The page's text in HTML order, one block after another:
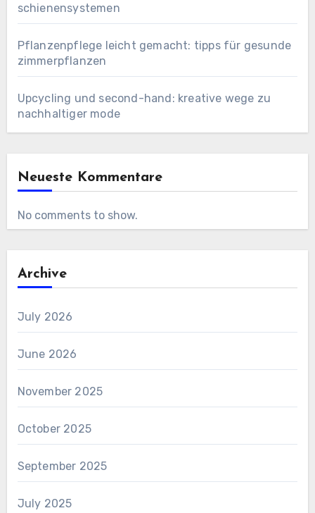
schienensystemen
Pflanzenpflege leicht gemacht: tipps für gesunde
zimmerpflanzen
Upcycling und second-hand: kreative wege zu
nachhaltiger mode
Neueste Kommentare
No comments to show.
Archive
July 2026
June 2026
November 2025
October 2025
September 2025
July 2025